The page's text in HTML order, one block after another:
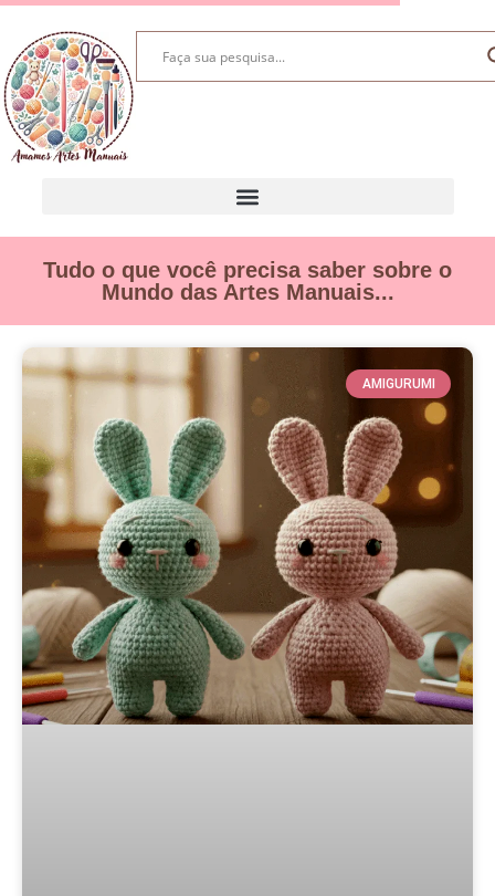
Tudo o que você precisa saber sobre o
Mundo das Artes Manuais...
AMIGURUMI